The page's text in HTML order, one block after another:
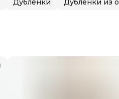
Дублёнки Дублёнки из